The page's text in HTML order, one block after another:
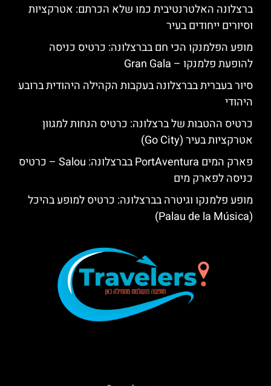
ברצלונה האלטרנטיבית כמו שלא הכרתם: אטרקציות
וסיורים ייחודים בעיר
מופע הפלמנקו הכי חם בברצלונה: כרטיס כניסה
להופעת פלמנקו – Gran Gala
סיור בעברית בברצלונה בעקבות הקהילה היהודית ברובע
היהודי
כרטיס ההטבות של ברצלונה: כרטיס הנחות למגוון
אטרקציות בעיר (Go City)
פארק המים PortAventura בברצלונה: Salou – כרטיס
כניסה לפארק מים
מופע פלמנקו וגיטרה בברצלונה: כרטיס למופע בהיכל
(Palau de la Música)